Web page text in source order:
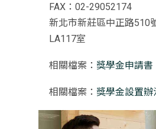
FAX：02-29052174
新北市新莊區中正路510
LA117室
相關檔案： 獎學金申請書
相關檔案： 獎學金設置辦